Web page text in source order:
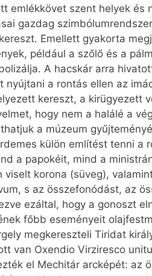
emlékkövet szent helyek
gazdag
Emellett gyakorta
például a szőlő és a
A hacskár arra
nyújtani a rontás ellen az
kereszt, a kirügyezett
hogy nem a halálé a
a múzeum
külön említést tenni
a papokéit, mind a
viselt korona (süveg),
s az összefonódást, az
ezáltal, hogy a gonoszt
főbb eseményeit
megkereszteli Tiridat
van Oxendio Virziresco
el Mechitár arcképét: az